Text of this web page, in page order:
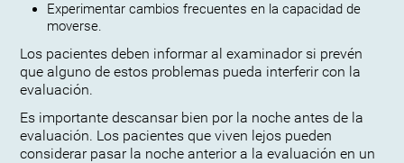
Experimentar cambios frecuentes en la capacidad de
moverse.
Los pacientes deben informar al examinador si prevén
que alguno de estos problemas pueda interferir con la
evaluación.
Es importante descansar bien por la noche antes de la
evaluación. Los pacientes que viven lejos pueden
considerar pasar la noche anterior a la evaluación en un